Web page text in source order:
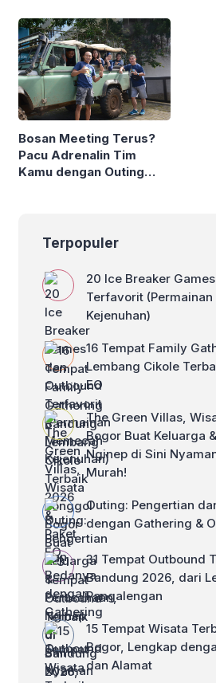
Bosan Meeting Terus?
Pacu Adrenalin Tim
Kamu dengan Outing
Terpopuler
20 Ice Breaker
Terfavorit
Kejenuhan)
16 Tempat Family
Lembang Cikole
EO
The Green Villas,
Bogor Buat Keluarga
Nginep di Sini
Murah!
Outing: Pengertian
dengan Gathering &
31 Tempat Outbound
Bandung 2026, dari
Pangalengan
15 Tempat Wisata
Bogor, Lengkap
dan Alamat